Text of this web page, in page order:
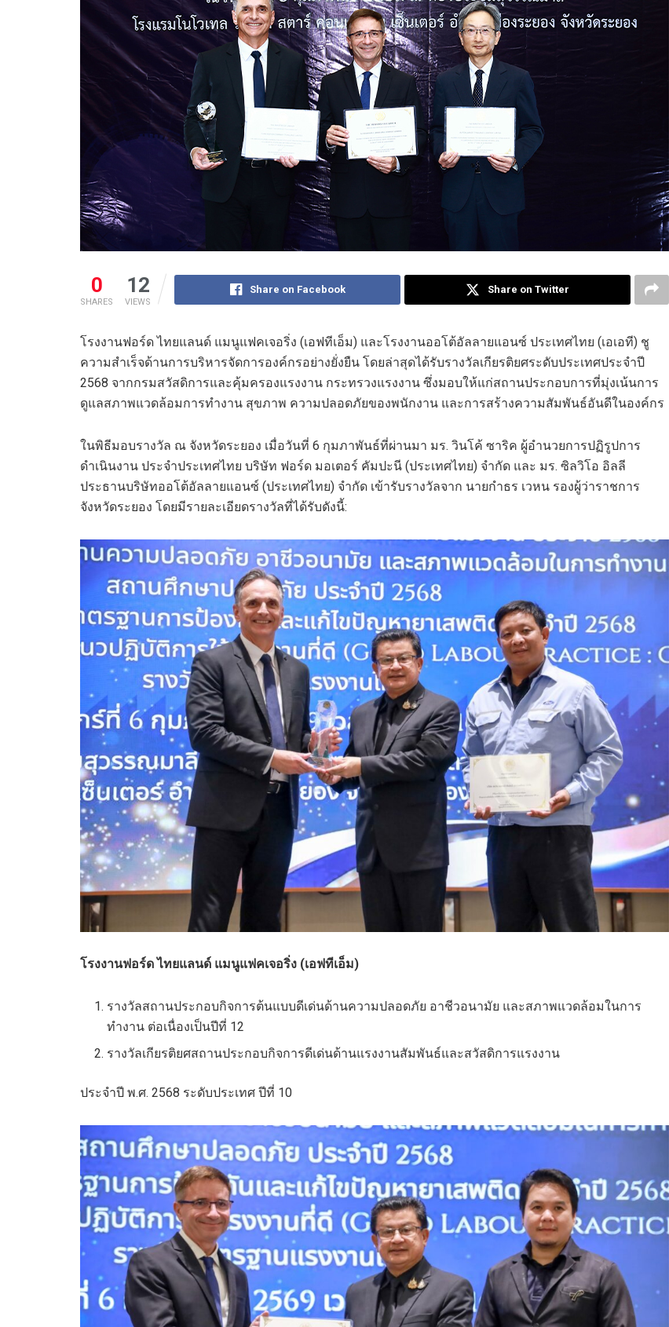
0
SHARES
12
VIEWS
Share on Facebook Share on Twitter
โรงงานฟอร์ด ไทยแลนด์ แมนูแฟคเจอริ่ง (เอฟทีเอ็ม) และโรงงานออโต้อัลลายแอนซ์ ประเทศไทย (เอเอที) ชู
ความสำเร็จด้านการบริหารจัดการองค์กรอย่างยั่งยืน โดยล่าสุดได้รับรางวัลเกียรติยศระดับประเทศประจำปี
2568 จากกรมสวัสดิการและคุ้มครองแรงงาน กระทรวงแรงงาน ซึ่งมอบให้แก่สถานประกอบการที่มุ่งเน้นการ
ดูแลสภาพแวดล้อมการทำงาน สุขภาพ ความปลอดภัยของพนักงาน และการสร้างความสัมพันธ์อันดีในองค์กร
ในพิธีมอบรางวัล ณ จังหวัดระยอง เมื่อวันที่ 6 กุมภาพันธ์ที่ผ่านมา มร. วินโค้ ซาริค ผู้อำนวยการปฏิรูปการ
ดำเนินงาน ประจำประเทศไทย บริษัท ฟอร์ด มอเตอร์ คัมปะนี (ประเทศไทย) จำกัด และ มร. ซิลวิโอ อิลลี
ประธานบริษัทออโต้อัลลายแอนซ์ (ประเทศไทย) จำกัด เข้ารับรางวัลจาก นายกำธร เวหน รองผู้ว่าราชการ
จังหวัดระยอง โดยมีรายละเอียดรางวัลที่ได้รับดังนี้:
โรงงานฟอร์ด ไทยแลนด์ แมนูแฟคเจอริ่ง (เอฟทีเอ็ม)
รางวัลสถานประกอบกิจการต้นแบบดีเด่นด้านความปลอดภัย อาชีวอนามัย และสภาพแวดล้อมในการ
ทำงาน ต่อเนื่องเป็นปีที่ 12
รางวัลเกียรติยศสถานประกอบกิจการดีเด่นด้านแรงงานสัมพันธ์และสวัสดิการแรงงาน
ประจําปี พ.ศ. 2568 ระดับประเทศ ปีที่ 10